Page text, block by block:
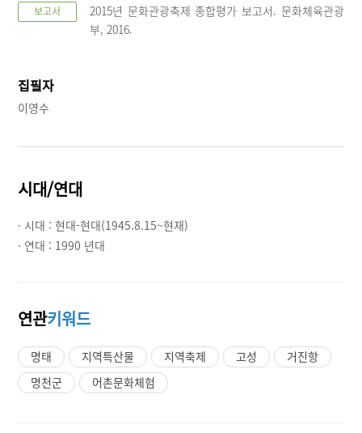
보고서
2015년 문화관광축제 종합평가 보고서. 문화체육관광
부, 2016.
집필자
이영수
시대/연대
· 시대 :현대-현대(1945.8.15~현재)
· 연대 : 1990 년대
연관키워드
명태 지역특산물 지역축제 고성
거진항
명천군
어촌문화체험